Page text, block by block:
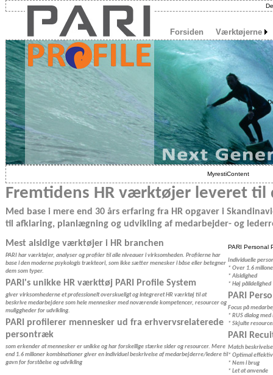
MyrestiContent
Forsiden Værktøjerne
Fremtidens HR værktøjer leveret til
Med base i mere end 30 års erfaring fra HR opgaver i
til afklaring, planlægning og udvikling af medarbejder- og
Mest alsidige værktøjer i HR branchen
PARI har værktøjer, analyser og profiler til alle niveauer i virksomheden. Profilerne har
base i den moderne psykologis trækteori, som ikke sætter menesker i båse eller betegner
dem som typer.
PARI's unikke HR værkttøj PARI Profile System
giver virksomhederne et professionelt overskueligt og integreret HR værktøj til at
beskrive medarbejdere som hele mennesker med noværende kompetencer, resourcer og
muliggheder for udvikling.
PARI profilerer mennesker ud fra erhvervsrelaterede
persontræk
som erkender at mennesker er unikke og har forskellige stærke sider og resourcer. Mere
end 1.6 milioner kombinationer giver en individuel beskrivelse af medarbejderre/ledere til
gavn for forståelse og udvikling
PARI Personal
Individuelle
* Over 1.6
* Alsidighed
* Høj pålidelighed
PARI
Focus på
* RUS dialog med
* Skjulte
PARI
Match
* Optimal
* Nem i brug
* Let at anvende